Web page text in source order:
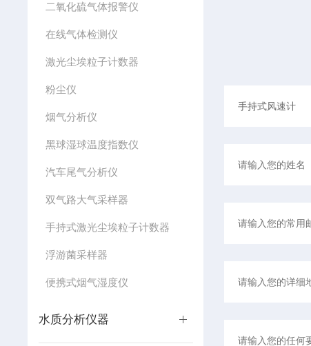
二氧化硫气体报警仪
在线气体检测仪
激光尘埃粒子计数器
粉尘仪
烟气分析仪
黑球湿球温度指数仪
汽车尾气分析仪
双气路大气采样器
手持式激光尘埃粒子计数器
浮游菌采样器
便携式烟气湿度仪
水质分析仪器